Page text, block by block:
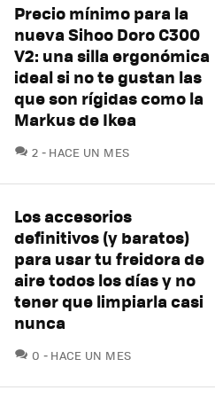
Precio mínimo para la
nueva Sihoo Doro C300
V2: una silla ergonómica
ideal si no te gustan las
que son rígidas como la
Markus de Ikea
2 COMENTARIOS
HACE UN MES
Los accesorios
definitivos (y baratos)
para usar tu freidora de
aire todos los días y no
tener que limpiarla casi
nunca
0 COMENTARIOS
HACE UN MES